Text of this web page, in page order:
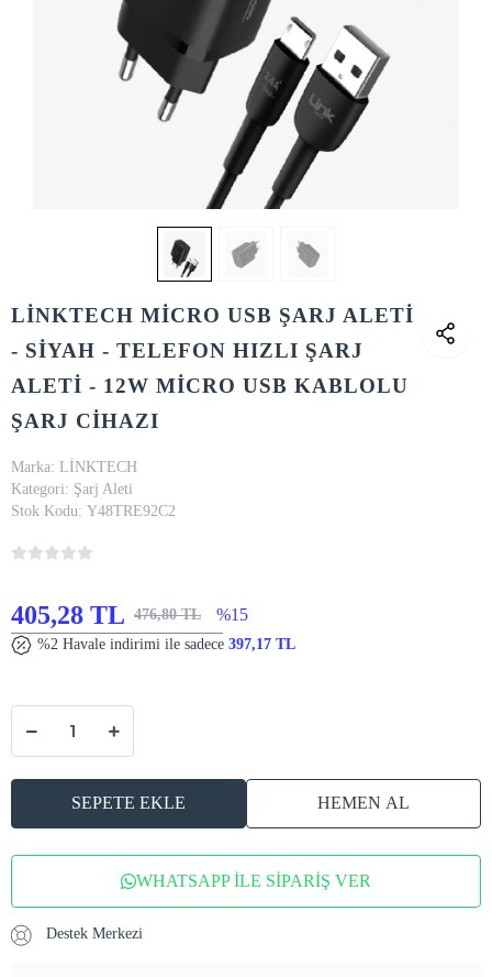
LİNKTECH MİCRO USB ŞARJ ALETİ
- SİYAH - TELEFON HIZLI ŞARJ
ALETİ - 12W MİCRO USB KABLOLU
ŞARJ CİHAZI
Marka: LİNKTECH
Kategori: Şarj Aleti
Stok Kodu: Y48TRE92C2
405,28 TL 476,80 TL %15
%2 Havale indirimi ile sadece 397,17 TL
SEPETE EKLE HEMEN AL
WHATSAPP İLE SİPARİŞ VER
Destek Merkezi